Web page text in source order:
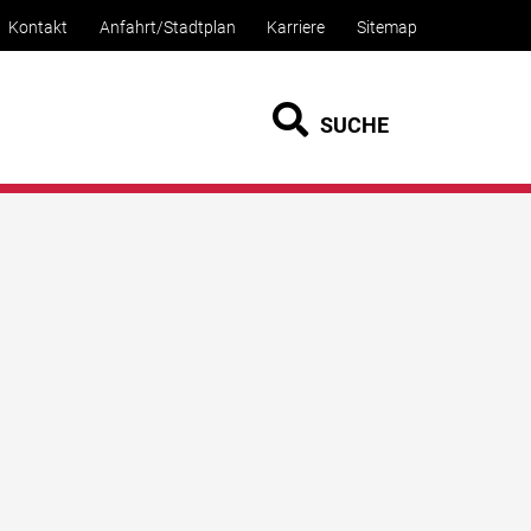
Kontakt Anfahrt/Stadtplan Karriere Sitemap
SUCHE